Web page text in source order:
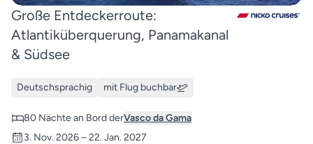
Große Entdeckerroute:
Atlantiküberquerung, Panamakanal
& Südsee
Deutschsprachig mit Flug buchbar
80 Nächte an Bord derVasco da Gama
3. Nov. 2026 – 22. Jan. 2027